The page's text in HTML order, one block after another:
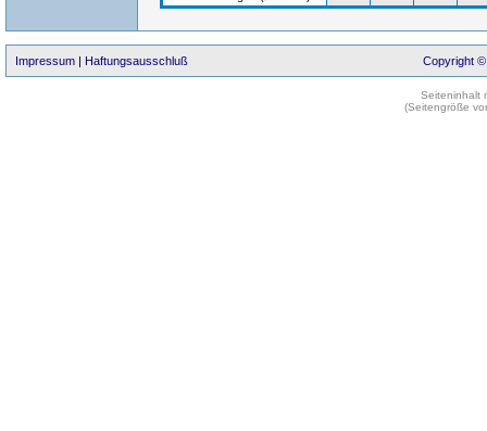
Impressum | Haftungsausschluß Copyright ©
Seiteninhalt
(Seitengröße